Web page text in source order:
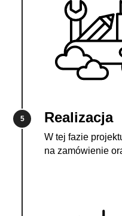
5 Realizacja
W tej fazie
na zamówienie